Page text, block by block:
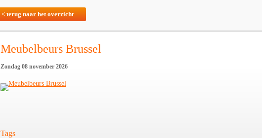
< terug naar het overzicht
Meubelbeurs Brussel
Zondag 08 november 2026
Tags